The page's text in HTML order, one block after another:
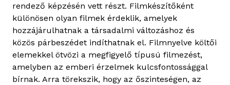
rendező képzésén vett részt. Filmkészítőként
különösen olyan filmek érdeklik, amelyek
hozzájárulhatnak a társadalmi változáshoz és
közös párbeszédet indíthatnak el. Filmnyelve költői
elemekkel ötvözi a megfigyelő típusú filmezést,
amelyben az emberi érzelmek kulcsfontossággal
bírnak. Arra törekszik, hogy az őszinteségen, az